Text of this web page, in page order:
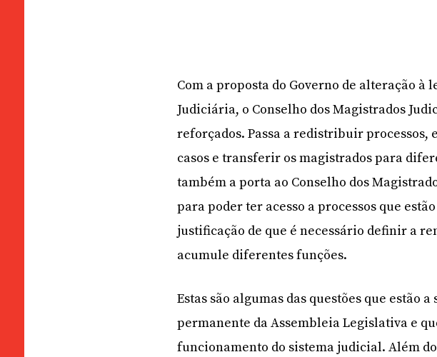
Com a proposta do Governo de alteração à
Judiciária, o Conselho dos Magistrados
reforçados. Passa a redistribuir processos,
casos e transferir os magistrados para
também a porta ao Conselho dos
para poder ter acesso a processos que
justificação de que é necessário definir a
acumule diferentes funções.
Estas são algumas das questões que estão
permanente da Assembleia Legislativa e
funcionamento do sistema judicial. Além